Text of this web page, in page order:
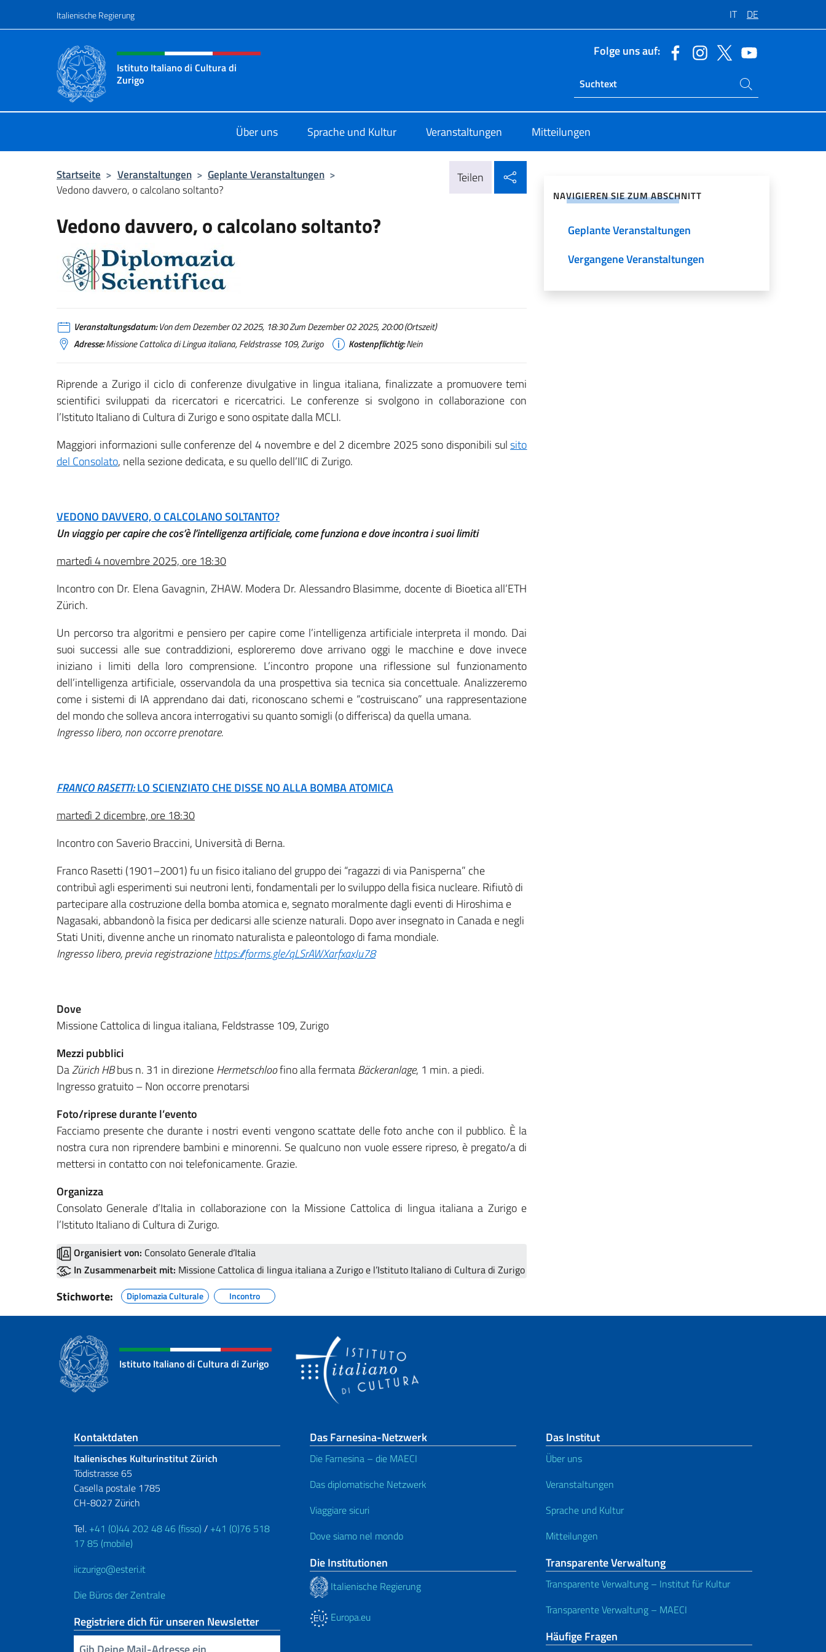
Italienische Regierung IT DE
Header-Site, Social und Menü
Istituto Italiano di Cultura di
Zurigo
Folge uns auf:
Ricerca sito live
Suchen Sie auf der Website
Über uns Sprache und Kultur Veranstaltungen Mitteilungen
Startseite > Veranstaltungen > Geplante Veranstaltungen >
Vedono davvero, o calcolano soltanto?
Teilen
Vedono davvero, o calcolano soltanto?
Veranstaltungsdatum:Von dem Dezember 02 2025, 18:30 Zum Dezember 02 2025, 20:00 (Ortszeit)
Adresse:Missione Cattolica di Lingua italiana, Feldstrasse 109, Zurigo Kostenpflichtig:Nein
Riprende a Zurigo il ciclo di conferenze divulgative in lingua italiana, finalizzate a promuovere temi
scientifici sviluppati da ricercatori e ricercatrici. Le conferenze si svolgono in collaborazione con
l’Istituto Italiano di Cultura di Zurigo e sono ospitate dalla MCLI.
Maggiori informazioni sulle conferenze del 4 novembre e del 2 dicembre 2025 sono disponibili sulsito
del Consolato, nella sezione dedicata, e su quello dell’IIC di Zurigo.
VEDONO DAVVERO, O CALCOLANO SOLTANTO?
Un viaggio per capire che cos’è l’intelligenza artificiale, come funziona e dove incontra i suoi limiti
martedì 4 novembre 2025, ore 18:30
Incontro con Dr. Elena Gavagnin, ZHAW. Modera Dr. Alessandro Blasimme, docente di Bioetica all’ETH
Zürich.
Un percorso tra algoritmi e pensiero per capire come l’intelligenza artificiale interpreta il mondo. Dai
suoi successi alle sue contraddizioni, esploreremo dove arrivano oggi le macchine e dove invece
iniziano i limiti della loro comprensione. L’incontro propone una riflessione sul funzionamento
dell’intelligenza artificiale, osservandola da una prospettiva sia tecnica sia concettuale. Analizzeremo
come i sistemi di IA apprendano dai dati, riconoscano schemi e “costruiscano” una rappresentazione
del mondo che solleva ancora interrogativi su quanto somigli (o differisca) da quella umana.
Ingresso libero, non occorre prenotare.
FRANCO RASETTI:LO SCIENZIATO CHE DISSE NO ALLA BOMBA ATOMICA
martedì 2 dicembre, ore 18:30
Incontro con Saverio Braccini, Università di Berna.
Franco Rasetti (1901–2001) fu un fisico italiano del gruppo dei “ragazzi di via Panisperna” che
contribuì agli esperimenti sui neutroni lenti, fondamentali per lo sviluppo della fisica nucleare. Rifiutò di
partecipare alla costruzione della bomba atomica e, segnato moralmente dagli eventi di Hiroshima e
Nagasaki, abbandonò la fisica per dedicarsi alle scienze naturali. Dopo aver insegnato in Canada e negli
Stati Uniti, divenne anche un rinomato naturalista e paleontologo di fama mondiale.
Ingresso libero, previa registrazionehttps://forms.gle/qLSrAWXarfxaxJu78
Dove
Missione Cattolica di lingua italiana, Feldstrasse 109, Zurigo
Mezzi pubblici
DaZürich HBbus n. 31 in direzioneHermetschloofino alla fermataBäckeranlage, 1 min. a piedi.
Ingresso gratuito – Non occorre prenotarsi
Foto/riprese durante l’evento
Facciamo presente che durante i nostri eventi vengono scattate delle foto anche con il pubblico. È la
nostra cura non riprendere bambini e minorenni. Se qualcuno non vuole essere ripreso, è pregato/a di
mettersi in contatto con noi telefonicamente. Grazie.
Organizza
Consolato Generale d’Italia in collaborazione con la Missione Cattolica di lingua italiana a Zurigo e
l’Istituto Italiano di Cultura di Zurigo.
Organisiert von: Consolato Generale d’Italia
In Zusammenarbeit mit: Missione Cattolica di lingua italiana a Zurigo e l’Istituto Italiano di Cultura di Zurigo
Stichworte: Diplomazia Culturale Incontro
NAVIGIEREN SIE ZUM ABSCHNITT
Geplante Veranstaltungen
Vergangene Veranstaltungen
Istituto Italiano di Cultura di Zurigo
Fußbereich
Kontaktdaten
Italienisches Kulturinstitut Zürich
Tödistrasse 65
Casella postale 1785
CH-8027 Zürich
Tel. +41 (0)44 202 48 46 (fisso) / +41 (0)76 518
17 85 (mobile)
iiczurigo@esteri.it
Die Büros der Zentrale
Registriere dich für unseren Newsletter
Geben Sie Ihre E-Mail ein
Das Farnesina-Netzwerk
Die Farnesina – die MAECI
Das diplomatische Netzwerk
Viaggiare sicuri
Dove siamo nel mondo
Die Institutionen
Italienische Regierung
Europa.eu
Das Institut
Über uns
Veranstaltungen
Sprache und Kultur
Mitteilungen
Transparente Verwaltung
Transparente Verwaltung – Institut für Kultur
Transparente Verwaltung – MAECI
Häufige Fragen